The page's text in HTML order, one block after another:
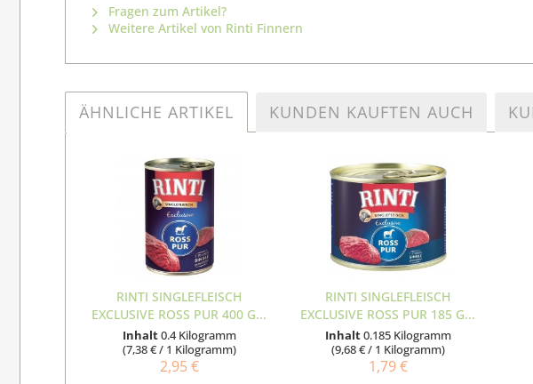
Fragen zum Artikel?
Weitere Artikel von Rinti Finnern
ÄHNLICHE ARTIKEL KUNDEN KAUFTEN AUCH
RINTI SINGLEFLEISCH
EXCLUSIVE ROSS PUR 400 G...
Inhalt0.4 Kilogramm
(7,38 € / 1 Kilogramm)
2,95 €
RINTI SINGLEFLEISCH
EXCLUSIVE ROSS PUR 185 G...
Inhalt0.185 Kilogramm
(9,68 € / 1 Kilogramm)
1,79 €